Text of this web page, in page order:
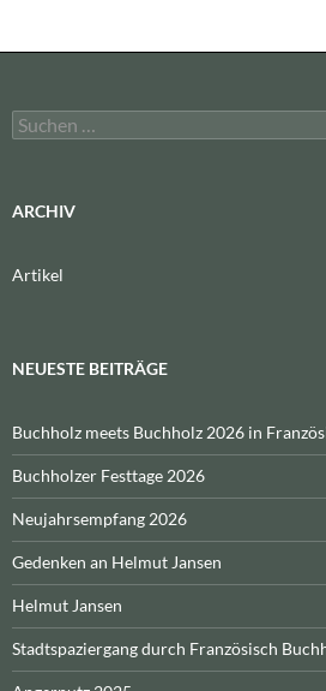
Suchen
nach:
ARCHIV
Artikel
NEUESTE BEITRÄGE
Buchholz meets Buchholz 2026 in
Buchholzer Festtage 2026
Neujahrsempfang 2026
Gedenken an Helmut Jansen
Helmut Jansen
Stadtspaziergang durch Französisch